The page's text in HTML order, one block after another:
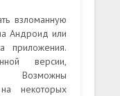
взломанную
Андроид или
приложения.
версии,
Возможны
некоторых